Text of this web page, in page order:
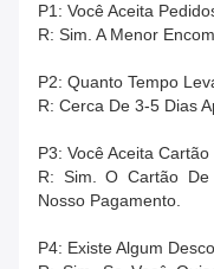
P1: Você Aceita
R: Sim. A Menor
P2: Quanto Tempo
R: Cerca De 3-5 Dias
P3: Você Aceita
R: Sim. O Cartão De
Nosso Pagamento.
P4: Existe Algum